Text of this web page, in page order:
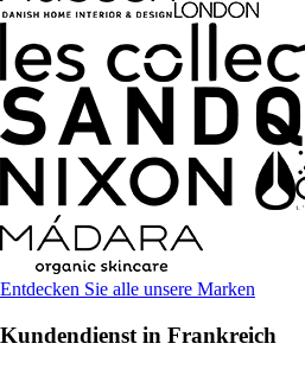
Entdecken Sie alle unsere Marken
Kundendienst in Frankreich